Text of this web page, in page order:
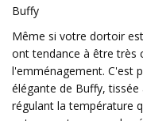
Buffy
Même si votre dortoir
ont tendance à être très
l'emménagement. C'est
élégante de Buffy,
régulant la température